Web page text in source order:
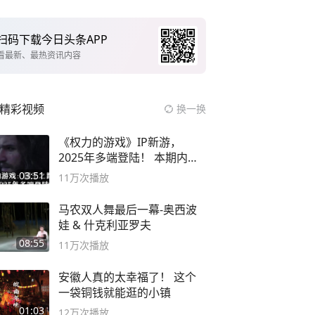
码下载今日头条APP
最新、最热资讯内容
精彩视频 换一换
03:51
《权力的游戏》IP新游，
2025年多端登陆！ 本期内容
概要
11万次播放
08:55
马农双人舞最后一幕-奥西波
娃 & 什克利亚罗夫
11万次播放
01:03
安徽人真的太幸福了！ 这个
一袋铜钱就能逛的小镇